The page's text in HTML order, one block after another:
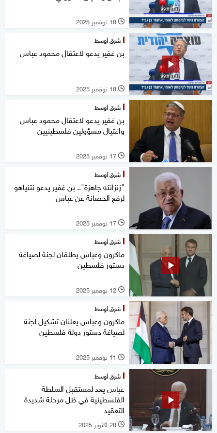
l 18 نوفمبر 2025
شرق أوسط
بن غفير يدعو لاعتقال محمود عباس
l 18 نوفمبر 2025
شرق أوسط
بن غفير يدعو لاعتقال محمود عباس
واغتيال مسؤولين فلسطينيين
l 17 نوفمبر 2025
شرق أوسط
"زنزانته جاهزة".. بن غفير يدعو نتنياهو
لرفع الحصانة عن عباس
l 17 نوفمبر 2025
شرق أوسط
ماكرون وعباس يطلقان لجنة لصياغة
دستور فلسطين
l 12 نوفمبر 2025
شرق أوسط
ماكرون وعباس يعلنان تشكيل لجنة
لصياغة دستور دولة فلسطين
l 11 نوفمبر 2025
شرق أوسط
عباس يعد لمستقبل السلطة
الفلسطينية في ظل مرحلة شديدة
التعقيد
l 28 أكتوبر 2025